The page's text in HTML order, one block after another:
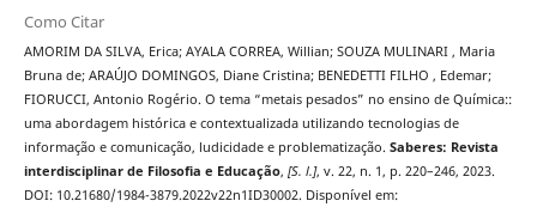
Como Citar
AMORIM DA SILVA, Erica; AYALA CORREA, Willian; SOUZA MULINARI , Maria
Bruna de; ARAÚJO DOMINGOS, Diane Cristina; BENEDETTI FILHO , Edemar;
FIORUCCI, Antonio Rogério. O tema “metais pesados” no ensino de Química::
uma abordagem histórica e contextualizada utilizando tecnologias de
informação e comunicação, ludicidade e problematização. Saberes: Revista
interdisciplinar de Filosofia e Educação, [S. l.], v. 22, n. 1, p. 220–246, 2023.
DOI: 10.21680/1984-3879.2022v22n1ID30002. Disponível em: